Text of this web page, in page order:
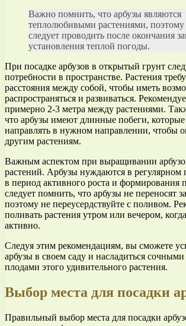
Важно помнить, что арбузы являются
теплолюбивыми растениями, поэтому
следует проводить после окончания
установления теплой погоды.
При посадке арбузов в открытый грунт
потребности в пространстве. Растения
расстояния между собой, чтобы иметь
распространяться и развиваться.
примерно 2-3 метра между растениями.
что арбузы имеют длинные побеги,
направлять в нужном направлении, чтобы
другим растениям.
Важным аспектом при выращивании
растений. Арбузы нуждаются в регулярном
в период активного роста и формирования
следует помнить, что арбузы не переносят
поэтому не переусердствуйте с поливом.
поливать растения утром или вечером,
активно.
Следуя этим рекомендациям, вы сможете
арбузы в своем саду и насладиться
плодами этого удивительного растения.
Выбор места для посадки
Правильный выбор места для посадки